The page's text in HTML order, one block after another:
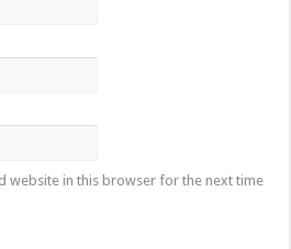
website in this browser for the next time